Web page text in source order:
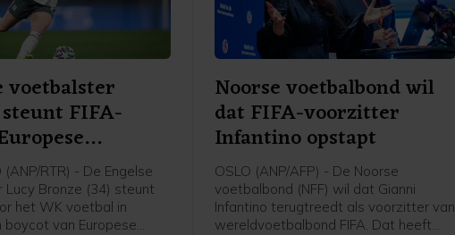
voetbalster
FIFA-
(ANP/RTR) - De Engelse
Bronze (34) steunt
het WK voetbal in
boycot van Europese
Noorse voetbalbond wil
dat FIFA-voorzitter
Infantino opstapt
OSLO (ANP/AFP) - De Noorse
voetbalbond (NFF) wil dat Gianni
Infantino terugtreedt als voorzitter van
wereldvoetbalbond FIFA. Dat heeft